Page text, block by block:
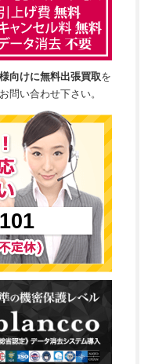
向けに無料出張買取を
問い合わせ下さい。